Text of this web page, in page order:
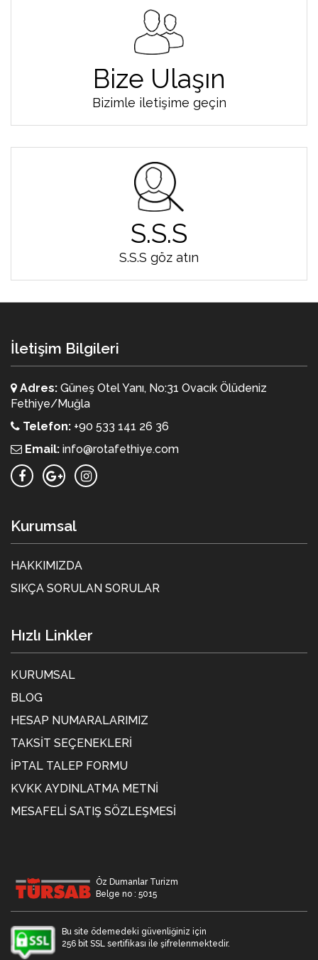
Bize Ulaşın
Bizimle iletişime geçin
S.S.S
S.S.S göz atın
İletişim Bilgileri
Adres: Güneş Otel Yanı, No:31 Ovacık Ölüdeniz
Fethiye/Muğla
Telefon: +90 533 141 26 36
Email: info@rotafethiye.com
Kurumsal
HAKKIMIZDA
SIKÇA SORULAN SORULAR
Hızlı Linkler
KURUMSAL
BLOG
HESAP NUMARALARIMIZ
TAKSIT SEÇENEKLERI
İPTAL TALEP FORMU
KVKK AYDINLATMA METNİ
MESAFELI SATIŞ SÖZLEŞMESI
Öz Dumanlar Turizm
Belge no : 5015
Bu site ödemedeki güvenliğiniz için
256 bit SSL sertifikası ile şifrelenmektedir.